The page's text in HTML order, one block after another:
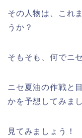
その人物は、これ
うか？
そもそも、何でニ
ニセ夏油の作戦と
かを予想してみまし
見てみましょう！